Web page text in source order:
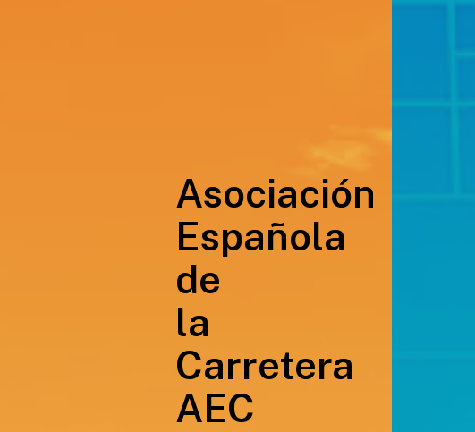
Asociación
Española
de
la
Carretera
AEC